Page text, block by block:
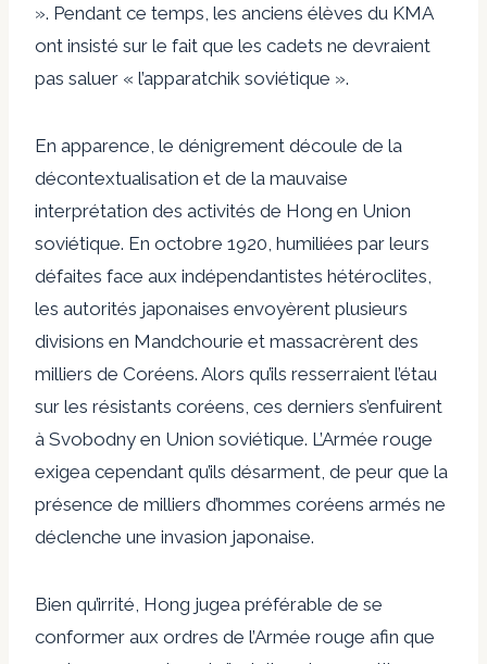
». Pendant ce temps, les anciens élèves du KMA
ont insisté sur le fait que les cadets ne devraient
pas saluer « l’apparatchik soviétique ».
En apparence, le dénigrement découle de la
décontextualisation et de la mauvaise
interprétation des activités de Hong en Union
soviétique. En octobre 1920, humiliées par leurs
défaites face aux indépendantistes hétéroclites,
les autorités japonaises envoyèrent plusieurs
divisions en Mandchourie et massacrèrent des
milliers de Coréens. Alors qu’ils resserraient l’étau
sur les résistants coréens, ces derniers s’enfuirent
à Svobodny en Union soviétique. L’Armée rouge
exigea cependant qu’ils désarment, de peur que la
présence de milliers d’hommes coréens armés ne
déclenche une invasion japonaise.
Bien qu’irrité, Hong jugea préférable de se
conformer aux ordres de l’Armée rouge afin que